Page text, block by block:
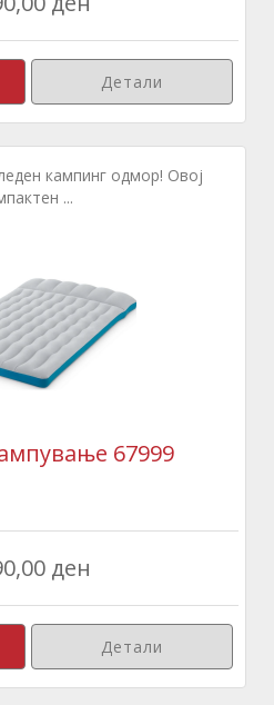
Детали
кампинг одмор! Овој
...
67999
ден
Детали